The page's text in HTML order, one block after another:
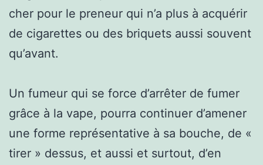
cher pour le preneur qui n’a plus à acquérir
de cigarettes ou des briquets aussi souvent
qu’avant.
Un fumeur qui se force d’arrêter de fumer
grâce à la vape, pourra continuer d’amener
une forme représentative à sa bouche, de «
tirer » dessus, et aussi et surtout, d’en